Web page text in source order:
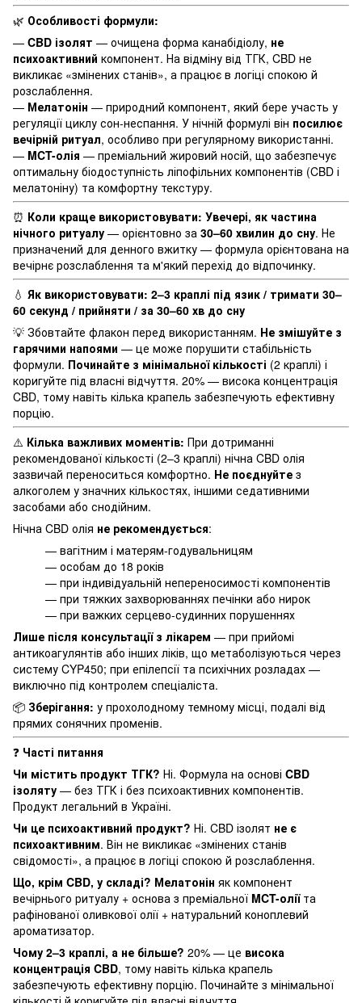
🌿 Особливості формули:
— CBD ізолят — очищена форма канабідіолу, не
психоактивний компонент. На відміну від ТГК, CBD не
викликає «змінених станів», а працює в логіці спокою й
розслаблення.
— Мелатонін — природний компонент, який бере участь у
регуляції циклу сон-неспання. У нічній формулі він посилює
вечірній ритуал, особливо при регулярному використанні.
— MCT-олія — преміальний жировий носій, що забезпечує
оптимальну біодоступність ліпофільних компонентів (CBD і
мелатоніну) та комфортну текстуру.
⏰ Коли краще використовувати: Увечері, як частина
нічного ритуалу — орієнтовно за 30–60 хвилин до сну. Не
призначений для денного вжитку — формула орієнтована на
вечірнє розслаблення та м'який перехід до відпочинку.
💧 Як використовувати: 2–3 краплі під язик / тримати 30–
60 секунд / прийняти / за 30–60 хв до сну
💡 Збовтайте флакон перед використанням. Не змішуйте з
гарячими напоями — це може порушити стабільність
формули. Починайте з мінімальної кількості (2 краплі) і
коригуйте під власні відчуття. 20% — висока концентрація
CBD, тому навіть кілька крапель забезпечують ефективну
порцію.
⚠️ Кілька важливих моментів: При дотриманні
рекомендованої кількості (2–3 краплі) нічна CBD олія
зазвичай переноситься комфортно. Не поєднуйте з
алкоголем у значних кількостях, іншими седативними
засобами або снодійним.
Нічна CBD олія не рекомендується:
— вагітним і матерям-годувальницям
— особам до 18 років
— при індивідуальній непереносимості компонентів
— при тяжких захворюваннях печінки або нирок
— при важких серцево-судинних порушеннях
Лише після консультації з лікарем — при прийомі
антикоагулянтів або інших ліків, що метаболізуються через
систему CYP450; при епілепсії та психічних розладах —
виключно під контролем спеціаліста.
📦 Зберігання: у прохолодному темному місці, подалі від
прямих сонячних променів.
❓ Часті питання
Чи містить продукт ТГК? Ні. Формула на основі CBD
ізоляту — без ТГК і без психоактивних компонентів.
Продукт легальний в Україні.
Чи це психоактивний продукт? Ні. CBD ізолят не є
психоактивним. Він не викликає «змінених станів
свідомості», а працює в логіці спокою й розслаблення.
Що, крім CBD, у складі? Мелатонін як компонент
вечірнього ритуалу + основа з преміальної MCT-оліїта
рафінованої оливкової олії + натуральний коноплевий
ароматизатор.
Чому 2–3 краплі, а не більше? 20% — це висока
концентрація CBD, тому навіть кілька крапель
забезпечують ефективну порцію. Починайте з мінімальної